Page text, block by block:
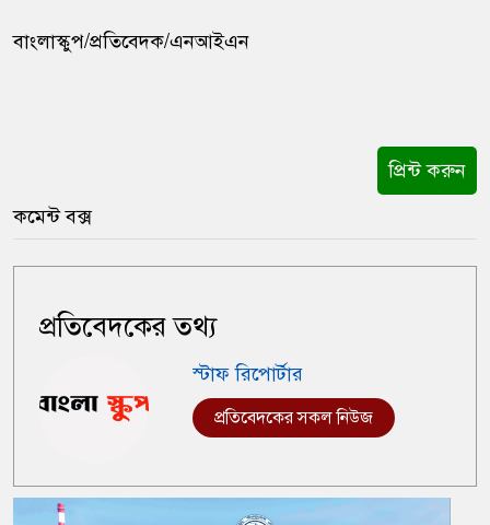
বাংলাস্কুপ/প্রতিবেদক/এনআইএন
প্রিন্ট করুন
কমেন্ট বক্স
প্রতিবেদকের তথ্য
স্টাফ রিপোর্টার
প্রতিবেদকের সকল নিউজ